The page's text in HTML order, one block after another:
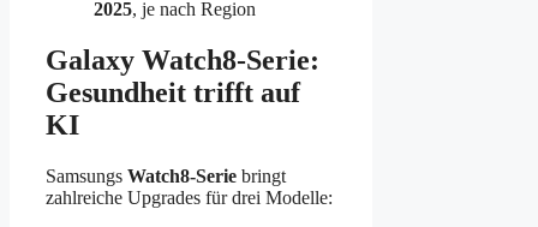
2025, je nach Region
Galaxy Watch8-Serie:
Gesundheit trifft auf
KI
Samsungs Watch8-Serie bringt
zahlreiche Upgrades für drei Modelle: